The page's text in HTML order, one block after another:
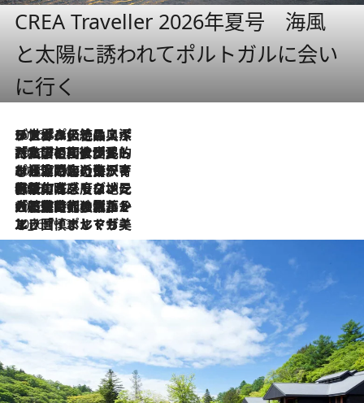
CREA Traveller 2026年夏号 海風
と太陽に誘われてポルトガルに会い
に行く
2026.8.8
リスボンの絶品スイーツ「パステル・デ・ナタ」とは？ポルトガル伝統の奥深い世界へ
2026.7.27
「私の祖国はポルトガル語です」国民的詩人フェルナンド・ペソアと、彼が愛した文学の街を歩く
2026.7.26
ポルトガル近海が育む極上の海の幸。キリリと冷えた白ワインと愉しむ、シーフード専門店の贅沢
2026.7.22
伝統の味をモダンに昇華。高感度な地元客が集う、リスボンの最旬ガストロノミー
2026.7.21
大航海時代の栄華から、震災、独裁、そして革命へ。ポルトガル・首都リスボンの石畳に刻まれた「歴史の光と影」
2026.7.13
エッセイ・ヤマザキマリ「慎ましくも美しき国 ポルトガル」